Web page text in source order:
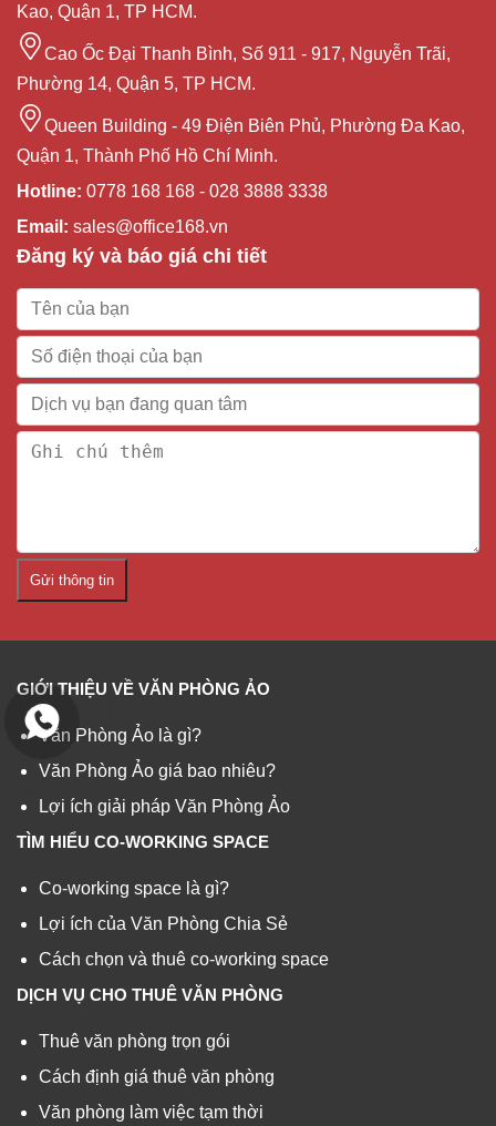
Kao, Quận 1, TP HCM.
Cao Ốc Đại Thanh Bình, Số 911 - 917, Nguyễn Trãi,
Phường 14, Quận 5, TP HCM.
Queen Building - 49 Điện Biên Phủ, Phường Đa Kao,
Quận 1, Thành Phố Hồ Chí Minh.
Hotline: 0778 168 168 - 028 3888 3338
Email: sales@office168.vn
Đăng ký và báo giá chi tiết
Gửi thông tin
GIỚI THIỆU VỀ VĂN PHÒNG ẢO
Văn Phòng Ảo là gì?
Văn Phòng Ảo giá bao nhiêu?
Lợi ích giải pháp Văn Phòng Ảo
TÌM HIỂU CO-WORKING SPACE
Co-working space là gì?
Lợi ích của Văn Phòng Chia Sẻ
Cách chọn và thuê co-working space
DỊCH VỤ CHO THUÊ VĂN PHÒNG
Thuê văn phòng trọn gói
Cách định giá thuê văn phòng
Văn phòng làm việc tạm thời